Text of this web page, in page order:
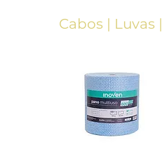
Cabos | Luvas |